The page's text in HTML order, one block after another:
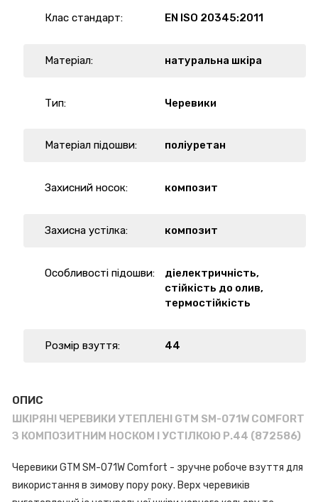
Клас стандарт: EN ISO 20345:2011
Матеріал: натуральна шкіра
Тип: Черевики
Матеріал підошви: поліуретан
Захисний носок: композит
Захисна устілка: композит
Особливості підошви:
діелектричність,
стійкість до олив,
термостійкість
Розмір взуття: 44
ОПИС
ШКІРЯНІ ЧЕРЕВИКИ УТЕПЛЕНІ GTM SM-071W COMFORT
З КОМПОЗИТНИМ НОСКОМ І УСТІЛКОЮ Р.44 (872586)
Черевики GTM SM-071W Comfort - зручне робоче взуття для
використання в зимову пору року. Верх черевиків